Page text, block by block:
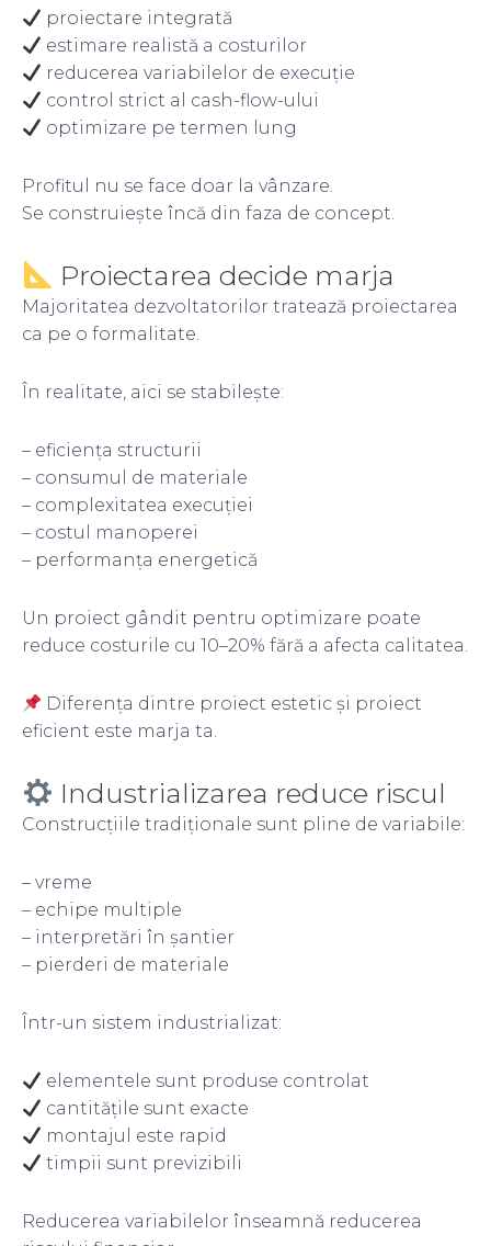
proiectare integrată
estimare realistă a costurilor
reducerea variabilelor de execuție
control strict al cash-flow-ului
optimizare pe termen lung
Profitul nu se face doar la vânzare.
Se construiește încă din faza de concept.
Proiectarea decide marja
Majoritatea dezvoltatorilor tratează proiectarea
ca pe o formalitate.
În realitate, aici se stabilește:
– eficiența structurii
– consumul de materiale
– complexitatea execuției
– costul manoperei
– performanța energetică
Un proiect gândit pentru optimizare poate
reduce costurile cu 10–20% fără a afecta calitatea.
Diferența dintre proiect estetic și proiect
eficient este marja ta.
Industrializarea reduce riscul
Construcțiile tradiționale sunt pline de variabile:
– vreme
– echipe multiple
– interpretări în șantier
– pierderi de materiale
Într-un sistem industrializat:
elementele sunt produse controlat
cantitățile sunt exacte
montajul este rapid
timpii sunt previzibili
Reducerea variabilelor înseamnă reducerea